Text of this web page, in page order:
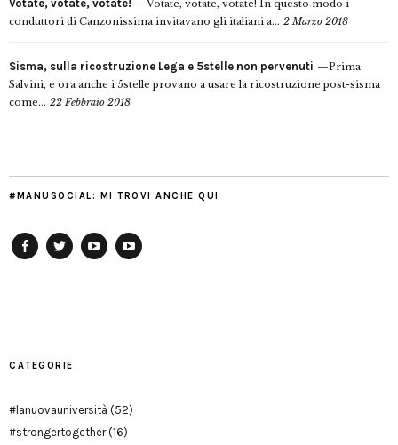
Votate, votate, votate!
Votate, votate, votate! In questo modo i
conduttori di Canzonissima invitavano gli italiani a... 2 Marzo 2018
Sisma, sulla ricostruzione Lega e 5stelle non pervenuti
Prima
Salvini, e ora anche i 5stelle provano a usare la ricostruzione post-sisma
come... 22 Febbraio 2018
#MANUSOCIAL: MI TROVI ANCHE QUI
CATEGORIE
#lanuovauniversità (52)
#strongertogether(16)